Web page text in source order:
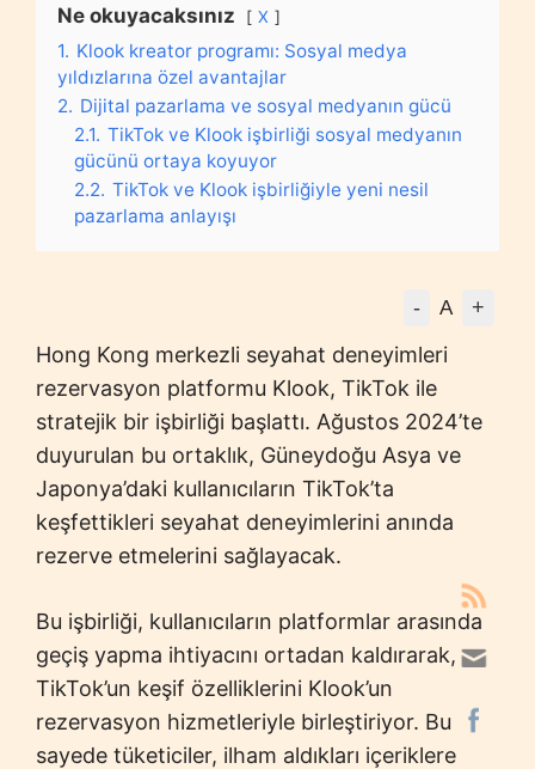
Ne okuyacaksınız X
1. Klook kreator programı: Sosyal medya
yıldızlarına özel avantajlar
2. Dijital pazarlama ve sosyal medyanın gücü
2.1. TikTok ve Klook işbirliği sosyal medyanın
gücünü ortaya koyuyor
2.2. TikTok ve Klook işbirliğiyle yeni nesil
pazarlama anlayışı
- A +
Hong Kong merkezli seyahat deneyimleri
rezervasyon platformu Klook, TikTok ile
stratejik bir işbirliği başlattı. Ağustos 2024’te
duyurulan bu ortaklık, Güneydoğu Asya ve
Japonya’daki kullanıcıların TikTok’ta
keşfettikleri seyahat deneyimlerini anında
rezerve etmelerini sağlayacak.
Bu işbirliği, kullanıcıların platformlar arasında
geçiş yapma ihtiyacını ortadan kaldırarak,
TikTok’un keşif özelliklerini Klook’un
rezervasyon hizmetleriyle birleştiriyor. Bu
sayede tüketiciler, ilham aldıkları içeriklere